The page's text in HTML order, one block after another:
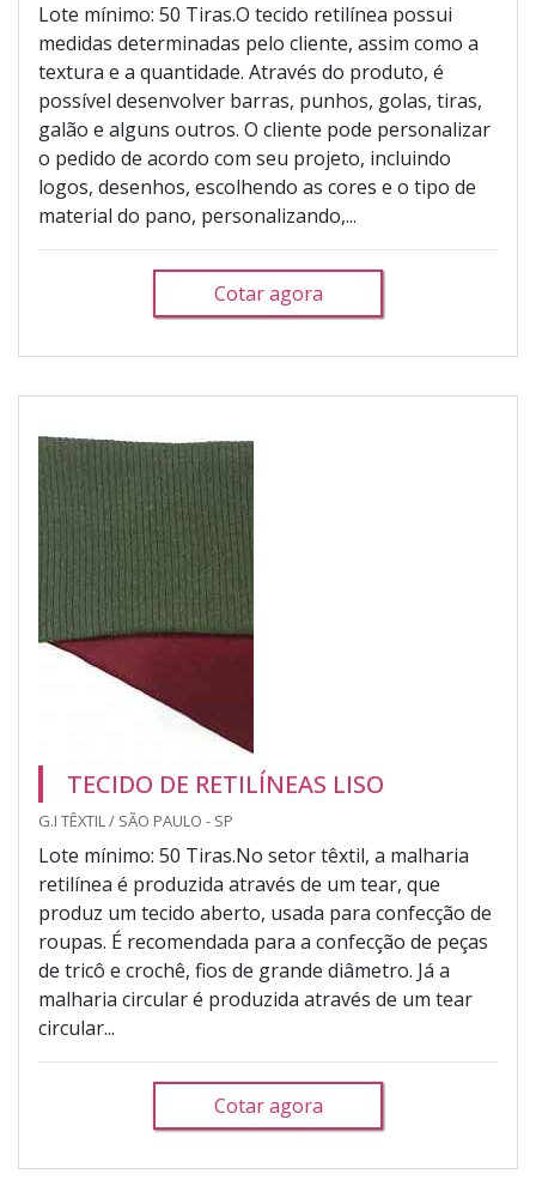
Lote mínimo: 50 Tiras.O tecido retilínea possui
medidas determinadas pelo cliente, assim como a
textura e a quantidade. Através do produto, é
possível desenvolver barras, punhos, golas, tiras,
galão e alguns outros. O cliente pode personalizar
o pedido de acordo com seu projeto, incluindo
logos, desenhos, escolhendo as cores e o tipo de
material do pano, personalizando,...
Cotar agora
TECIDO DE RETILÍNEAS LISO
G.I TÊXTIL / SÃO PAULO - SP
Lote mínimo: 50 Tiras.No setor têxtil, a malharia
retilínea é produzida através de um tear, que
produz um tecido aberto, usada para confecção de
roupas. É recomendada para a confecção de peças
de tricô e crochê, fios de grande diâmetro. Já a
malharia circular é produzida através de um tear
circular...
Cotar agora